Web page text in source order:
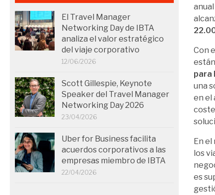
Con
para
una
en el
En el
los
es
El Travel Manager
Networking Day de IBTA
analiza el valor estratégico
del viaje corporativo
12/06/2026
Scott Gillespie, Keynote
Speaker del Travel Manager
Networking Day 2026
23/04/2026
Uber for Business facilita
acuerdos corporativos a las
empresas miembro de IBTA
22/04/2026